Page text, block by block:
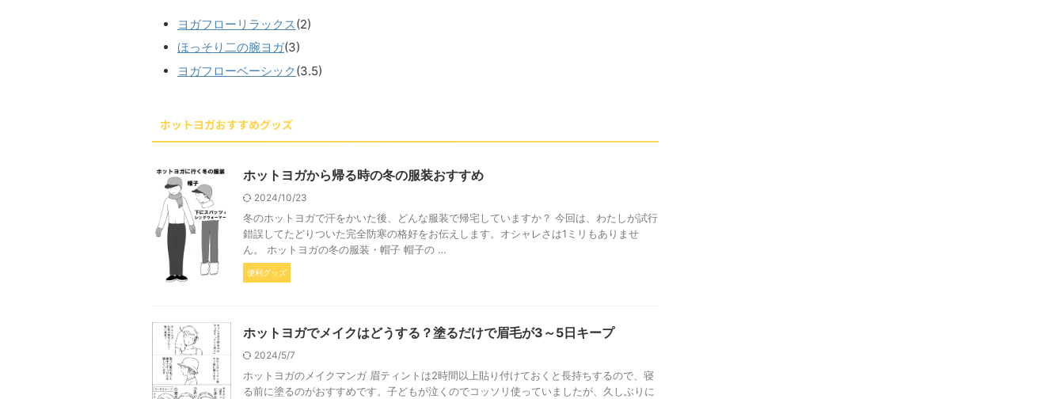
ヨガフローリラックス(2)
ほっそり二の腕ヨガ(3)
ヨガフローベーシック(3.5)
ホットヨガおすすめグッズ
ホットヨガから帰る時の冬の服装おすすめ
2024/10/23
冬のホットヨガで汗をかいた後、どんな服装で帰宅していますか？ 今回は、わたしが試行
錯誤してたどりついた完全防寒の格好をお伝えします。オシャレさは1ミリもありませ
ん。 ホットヨガの冬の服装・帽子 帽子の …
便利グッズ
ホットヨガでメイクはどうする？塗るだけで眉毛が3～5日キープ
2024/5/7
ホットヨガのメイクマンガ 眉ティントは2時間以上貼り付けておくと長持ちするので、寝
る前に塗るのがおすすめです。子どもが泣くのでコッソリ使っていましたが、久しぶりに